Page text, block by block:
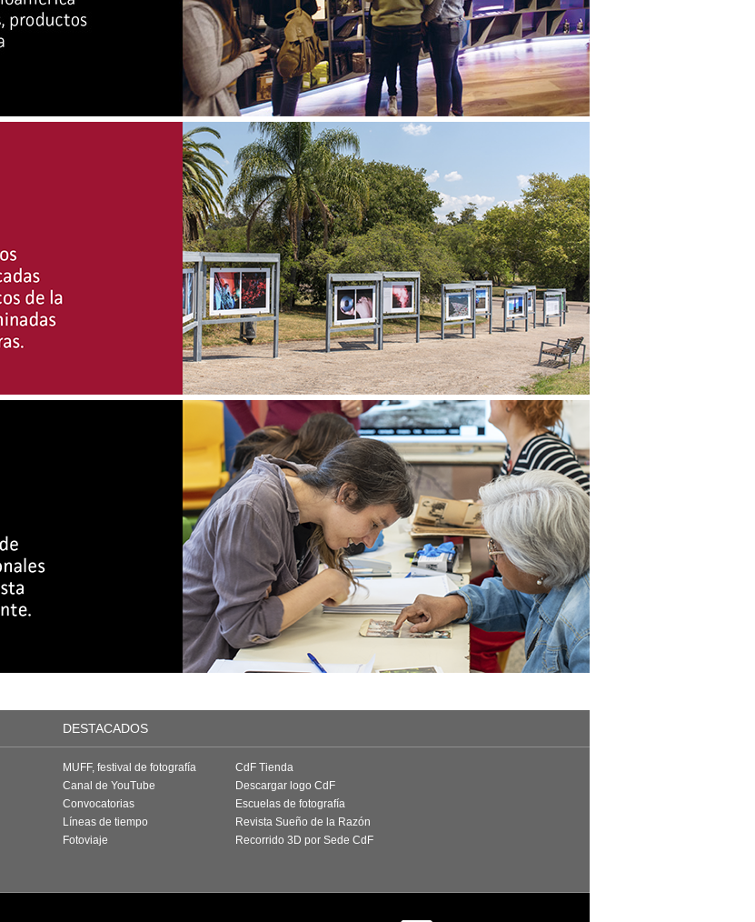
DESTACADOS
MUFF, festival de fotografía
Canal de YouTube
Convocatorias
Líneas de tiempo
Fotoviaje
CdF Tienda
Descargar logo CdF
Escuelas de fotografía
Revista Sueño de la Razón
Recorrido 3D por Sede CdF